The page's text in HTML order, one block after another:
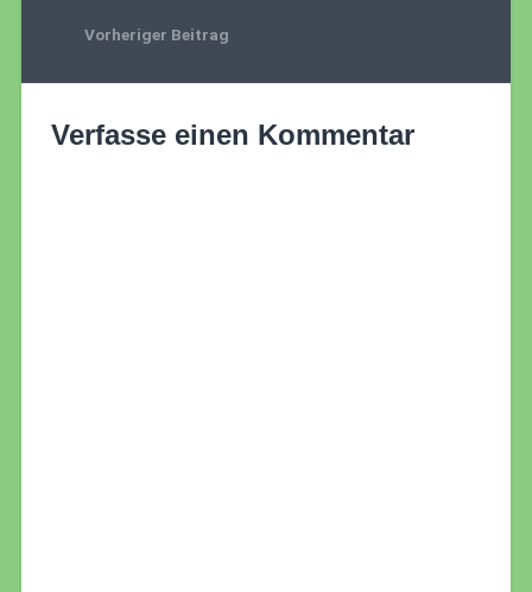
Vorheriger Beitrag
Verfasse einen Kommentar